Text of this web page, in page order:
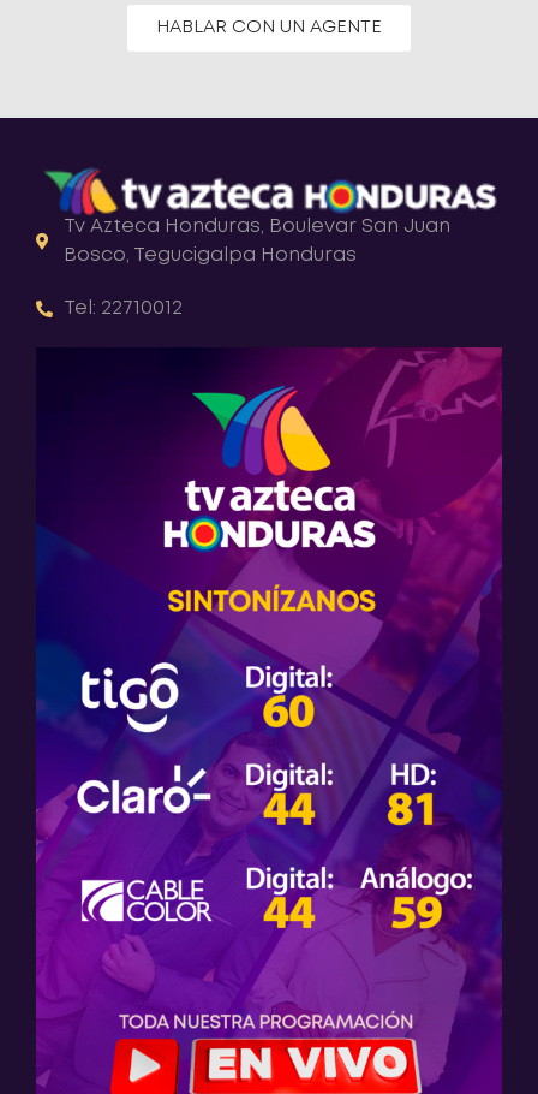
HABLAR CON UN AGENTE
Tv Azteca Honduras, Boulevar San Juan
Bosco, Tegucigalpa Honduras
Tel: 22710012